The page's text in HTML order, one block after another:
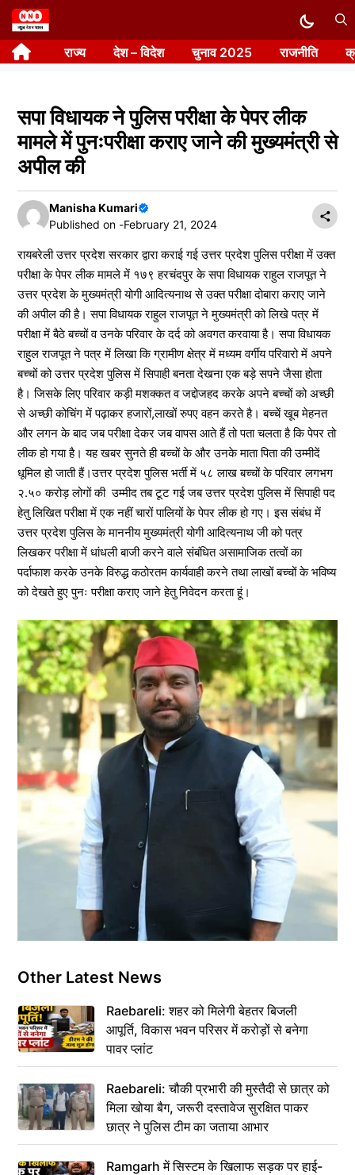
Skip
to
content राज्य देश – विदेश चुनाव 2025 राजनीति
सपा विधायक ने पुलिस परीक्षा के पेपर लीक
मामले में पुनःपरीक्षा कराए जाने की मुख्यमंत्री से
अपील की
Manisha Kumari
Published on -February 21, 2024
रायबरेली उत्तर प्रदेश सरकार द्वारा कराई गई उत्तर प्रदेश पुलिस परीक्षा में उक्त
परीक्षा के पेपर लीक मामले में १७९ हरचंदपुर के सपा विधायक राहुल राजपूत ने
उत्तर प्रदेश के मुख्यमंत्री योगी आदित्यनाथ से उक्त परीक्षा दोबारा कराए जाने
की अपील की है। सपा विधायक राहुल राजपूत ने मुख्यमंत्री को लिखे पत्र में
परीक्षा में बैठे बच्चों व उनके परिवार के दर्द को अवगत करवाया है। सपा विधायक
राहुल राजपूत ने पत्र में लिखा कि ग्रामीण क्षेत्र में मध्यम वर्गीय परिवारो में अपने
बच्चों को उत्तर प्रदेश पुलिस में सिपाही बनता देखना एक बड़े सपने जैसा होता
है। जिसके लिए परिवार कड़ी मशक्कत व जद्दोजहद करके अपने बच्चों को अच्छी
से अच्छी कोचिंग में पढ़ाकर हजारों,लाखों रुपए वहन करते है। बच्चें खूब मेहनत
और लगन के बाद जब परीक्षा देकर जब वापस आते हैं तो पता चलता है कि पेपर तो
लीक हो गया है। यह खबर सुनते ही बच्चों के और उनके माता पिता की उम्मीदें
धूमिल हो जाती हैं।उत्तर प्रदेश पुलिस भर्ती में ५८ लाख बच्चों के परिवार लगभग
२.५० करोड़ लोगों की उम्मीद तब टूट गई जब उत्तर प्रदेश पुलिस में सिपाही पद
हेतु लिखित परीक्षा में एक नहीं चारों पालियों के पेपर लीक हो गए। इस संबंध में
उत्तर प्रदेश पुलिस के माननीय मुख्यमंत्री योगी आदित्यनाथ जी को पत्र
लिखकर परीक्षा में धांधली बाजी करने वाले संबंधित असामाजिक तत्वों का
पर्दाफाश करके उनके विरुद्ध कठोरतम कार्यवाही करने तथा लाखों बच्चों के भविष्य
को देखते हुए पुनः परीक्षा कराए जाने हेतु निवेदन करता हूं।
Other Latest News
Raebareli: शहर को मिलेगी बेहतर बिजली
आपूर्ति, विकास भवन परिसर में करोड़ों से बनेगा
पावर प्लांट
Raebareli: चौकी प्रभारी की मुस्तैदी से छात्र को
मिला खोया बैग, जरूरी दस्तावेज सुरक्षित पाकर
छात्र ने पुलिस टीम का जताया आभार
Ramgarh में सिस्टम के खिलाफ सड़क पर हाई-